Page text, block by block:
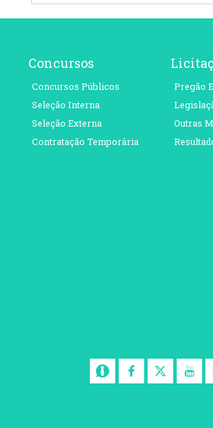
Concursos
Concursos Públicos
Seleção Interna
Seleção Externa
Contratação Temporária
Pregão
Outras